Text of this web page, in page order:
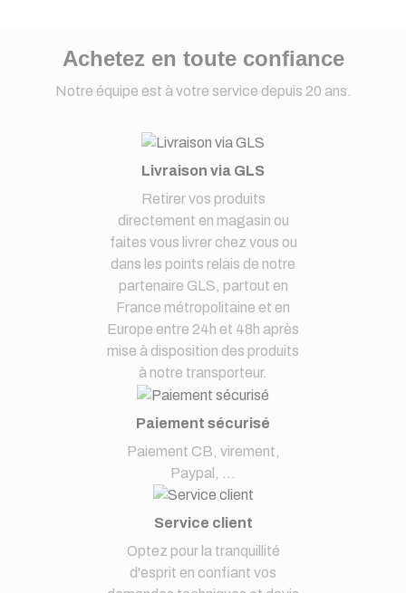
Achetez en toute confiance
Notre équipe est à votre service depuis 20 ans.
Livraison via GLS
Retirer vos produits
directement en magasin ou
faites vous livrer chez vous ou
dans les points relais de notre
partenaire GLS, partout en
France métropolitaine et en
Europe entre 24h et 48h après
mise à disposition des produits
à notre transporteur.
Paiement sécurisé
Paiement CB, virement,
Paypal, ...
Service client
Optez pour la tranquillité
d'esprit en confiant vos